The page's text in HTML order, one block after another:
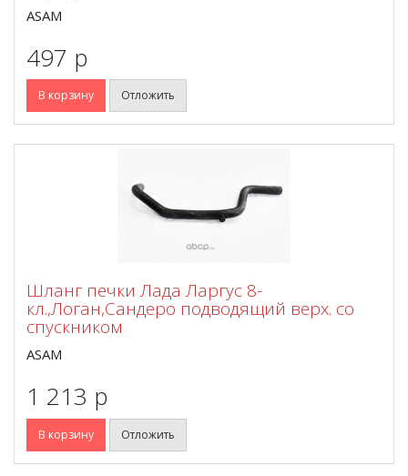
ASAM
497 p
В корзину Отложить
Шланг печки Лада Ларгус 8-
кл.,Логан,Сандеро подводящий верх. со
спускником
ASAM
1 213 p
В корзину Отложить